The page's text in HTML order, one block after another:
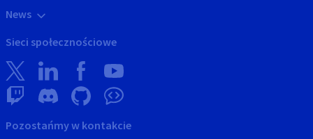
News
Sieci społecznościowe
Pozostańmy w kontakcie